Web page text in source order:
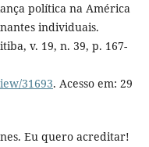
política na América
individuais.
v. 19, n. 39, p. 167-
31693. Acesso em: 29
Eu quero acreditar!